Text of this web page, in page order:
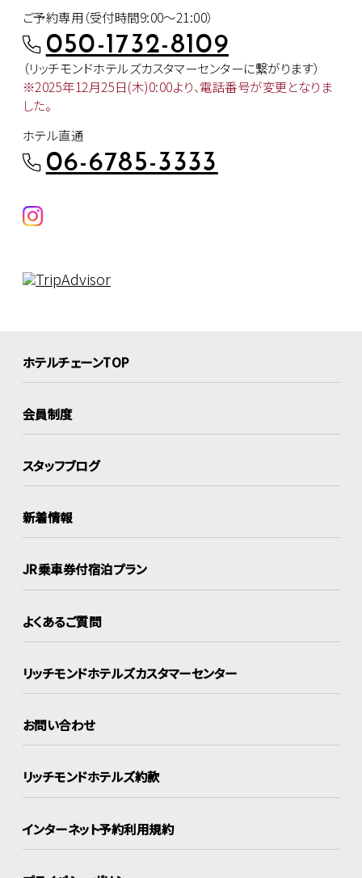
ご予約専用（受付時間9:00～21:00）
050-1732-8109
（リッチモンドホテルズカスタマーセンターに繋がります）
※2025年12月25日(木)0:00より、電話番号が変更となりま
した。
ホテル直通
06-6785-3333
ホテルチェーンTOP
会員制度
スタッフブログ
新着情報
JR乗車券付宿泊プラン
よくあるご質問
リッチモンドホテルズカスタマーセンター
お問い合わせ
リッチモンドホテルズ約款
インターネット予約利用規約